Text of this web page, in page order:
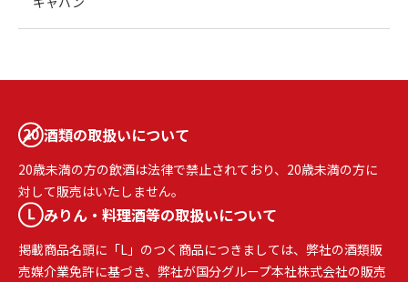
酒類の取扱いについて
20歳未満の方の飲酒は法律で禁止されており、20歳未満の方に
対して販売はいたしません。
みりん・料理酒等の取扱いについて
掲載商品名頭に「L」のつく商品につきましては、弊社の酒類販
売媒介業免許に基づき、弊社が国分グループ本社株式会社の販売